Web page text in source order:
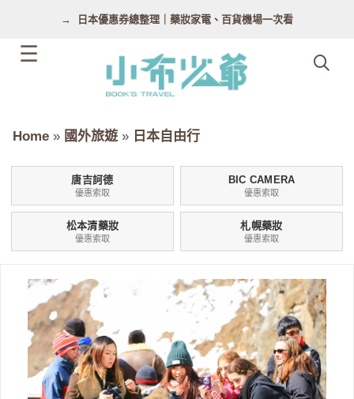
日本優惠券總整理｜藥妝家電、百貨機場一次看
Home » 國外旅遊 » 日本自由行
唐吉訶德
優惠索取
BIC CAMERA
優惠索取
松本清藥妝
優惠索取
札幌藥妝
優惠索取